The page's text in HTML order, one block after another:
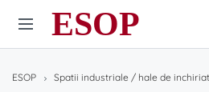
ESOP
ESOP Spatii industriale / hale de